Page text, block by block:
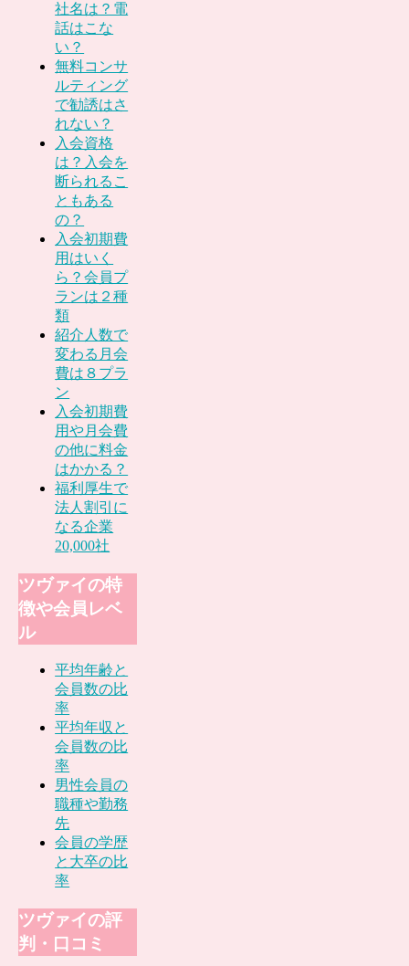
社名は？電
話はこな
い？
無料コンサ
ルティング
で勧誘はさ
れない？
入会資格
は？入会を
断られるこ
ともある
の？
入会初期費
用はいく
ら？会員プ
ランは２種
類
紹介人数で
変わる月会
費は８プラ
ン
入会初期費
用や月会費
の他に料金
はかかる？
福利厚生で
法人割引に
なる企業
20,000社
ツヴァイの特
徴や会員レベ
ル
平均年齢と
会員数の比
率
平均年収と
会員数の比
率
男性会員の
職種や勤務
先
会員の学歴
と大卒の比
率
ツヴァイの評
判・口コミ